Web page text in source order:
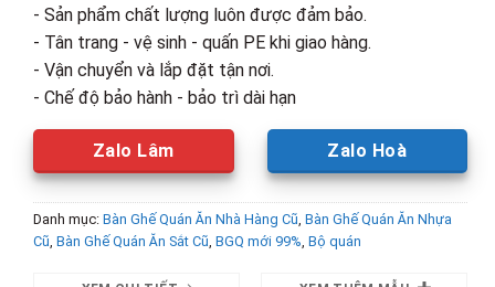
- Sản phẩm chất lượng luôn được đảm bảo.
- Tân trang - vệ sinh - quấn PE khi giao hàng.
- Vận chuyển và lắp đặt tận nơi.
- Chế độ bảo hành - bảo trì dài hạn
Zalo Lâm Zalo Hoà
Danh mục: Bàn Ghế Quán Ăn Nhà Hàng Cũ, Bàn Ghế Quán Ăn Nhựa
Cũ, Bàn Ghế Quán Ăn Sắt Cũ, BGQ mới 99%, Bộ quán